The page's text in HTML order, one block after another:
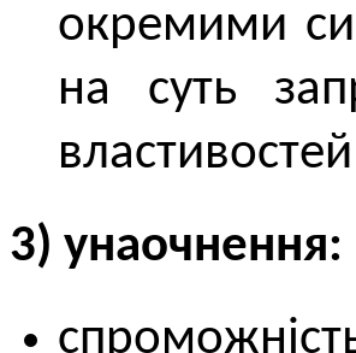
окремими
на суть
3) унаочнення: